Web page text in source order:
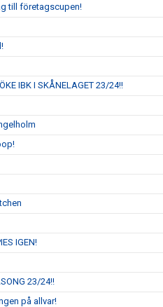
till företagscupen!
IBK I SKÅNELAGET 23/24!!
IGEN!
23/24!!
på allvar!